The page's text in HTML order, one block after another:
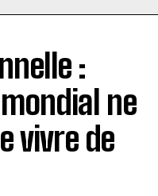
:
ne
vivre de